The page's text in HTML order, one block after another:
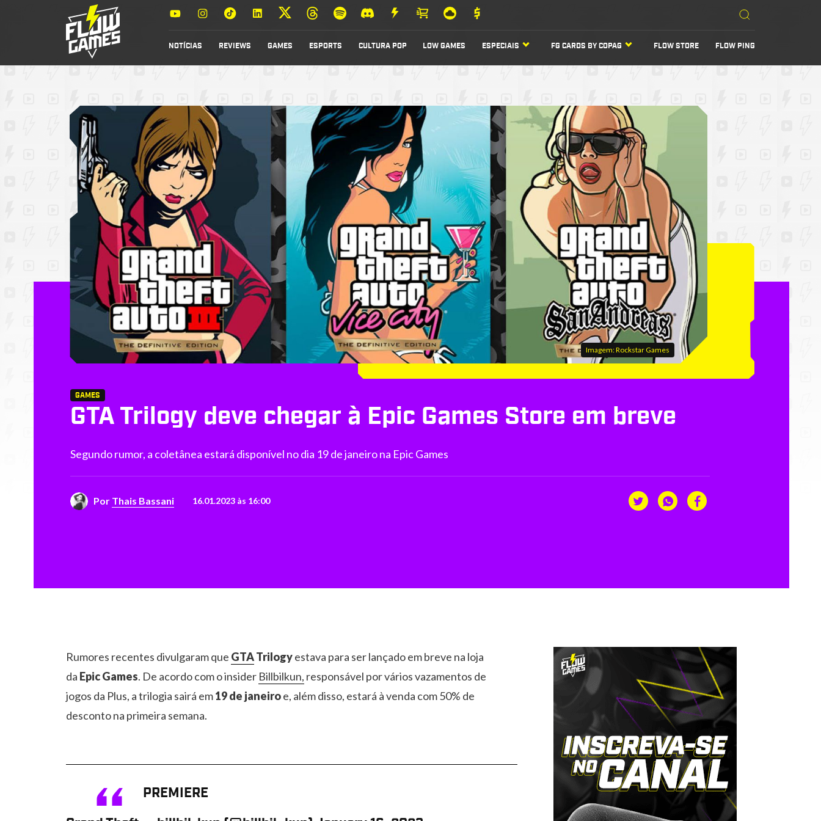
NOTÍCIAS REVIEWS GAMES ESPORTS CULTURA POP LOW GAMES ESPECIAIS FG CARDS BY COPAG FLOW STORE FLOW PING
Imagem: Rockstar Games
GAMES
GTA Trilogy deve chegar à Epic Games Store em breve
Segundo rumor, a coletânea estará disponível no dia 19 de janeiro na Epic Games
Por Thais Bassani 16.01.2023 às 16:00
Rumores recentes divulgaram que GTATrilogyestava para ser lançado em breve na loja
da Epic Games. De acordo com o insider Billbilkun, responsável por vários vazamentos de
jogos da Plus, a trilogia sairá em19 de janeiroe, além disso, estará à venda com 50% de
desconto na primeira semana.
PREMIERE